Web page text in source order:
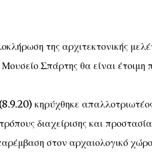
της αρχιτεκτονικής
Σπάρτης θα είναι
κηρύχθηκε
διαχείρισης και
στον αρχαιολογικό